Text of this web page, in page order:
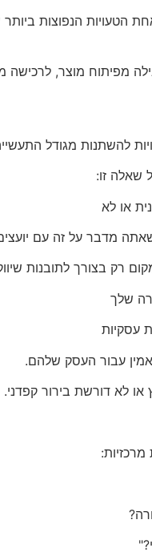
אחת הטעויות הנפוצות
מפיתוח מוצר, לרכישה
להשתנות מגודל
שאלה זו:
או לא
מדבר על זה עם
רק בצורך לתובנות
שלך
עסקיות
עבור העסק שלהם.
לא דורשת בירור קפדני.